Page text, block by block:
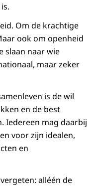
Om de krachtige
ook om openheid
slaan naar wie
maar zeker
is de wil
en de best
Iedereen mag daarbij
voor zijn idealen,
en
alléén de